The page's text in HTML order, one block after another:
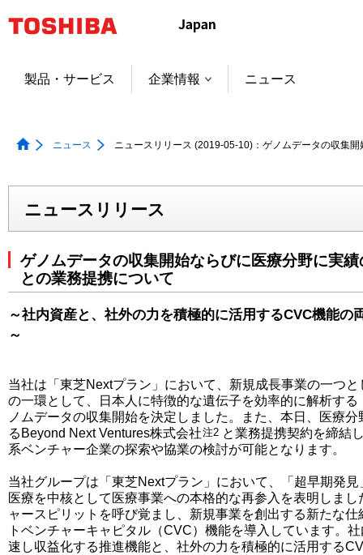
ャ
製品・サービス 企業情報 ニュース
ニュース ニュースリリース (2019-05-10)：ゲノムデータの収集
ニュースリリース
ゲノムデータの収集開始ならびに医療分野に実
との業務提携について
～社内資産と、社外の力を積極的に活用するCVC機能の
～
当社は「東芝Nextプラン」において、新規成長事業の一つ
の一環として、日本人に特徴的な遺伝子を効率的に解析する
ノムデータの収集開始を決定しました。また、本日、医療
るBeyond Next Ventures株式会社注2 と業務提携契約を締結
系ベンチャー企業の探索や協業の検討が可能となります。
当社グループは「東芝Nextプラン」において、「超早期発
医療を中核として医療事業への本格的な再参入を表明しま
ャースピリットを呼び覚まし、新規事業を創出する新たな
トベンチャーキャピタル（CVC）機能を導入しています。
速し収益化する推進機能と、社外の力を積極的に活用する